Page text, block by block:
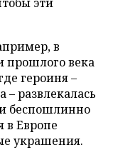
в
прошлого века
героиня –
развлекалась
беспошлинно
в Европе
украшения.